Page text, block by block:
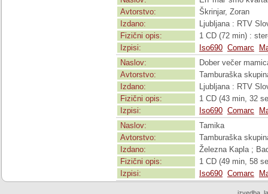
Avtorstvo:
Škrinjar, Zoran
Izdano:
Ljubljana : RTV
Fizični opis:
1 CD (72 min) :
Izpisi:
Iso690 Comarc
Naslov:
Dober večer
Avtorstvo:
Tamburaška
Izdano:
Ljubljana : RTV
Fizični opis:
1 CD (43 min, 32
Izpisi:
Iso690 Comarc
Naslov:
Tamika
Avtorstvo:
Tamburaška
Izdano:
Železna Kapla ;
Fizični opis:
1 CD (49 min, 58
Izpisi:
Iso690 Comarc